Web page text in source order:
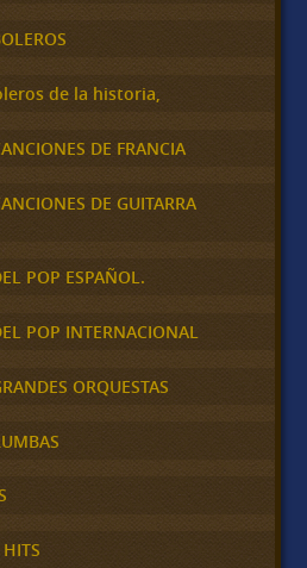
de la historia,
DE FRANCIA
DE GUITARRA
POP ESPAÑOL.
POP INTERNACIONAL
ORQUESTAS